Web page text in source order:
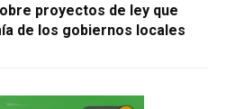
proyectos de ley que
de los gobiernos locales